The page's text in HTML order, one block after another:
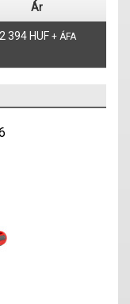
Ár
2 394 HUF + ÁFA